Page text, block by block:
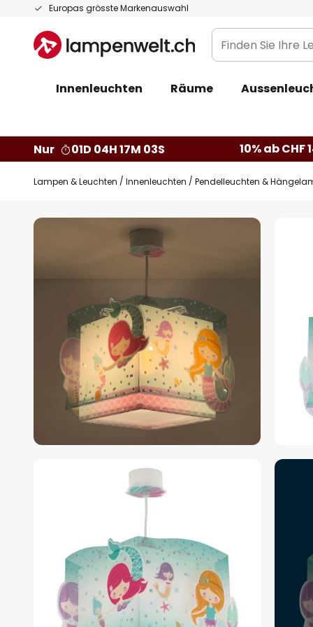
Europas grösste Markenauswahl
Zum
springen
Finden
Sie
Leuchte...
Innenleuchten Räume
Nur 01D 04H 17M 02S 10% ab CHF
Lampen & Leuchten Innenleuchten Pendelleuchten &
Zum
Bildgalerie